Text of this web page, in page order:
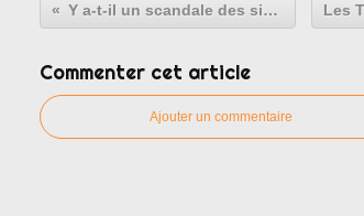
Y a-t-il un scandale des signatures?
Commenter cet article
Ajouter un commentaire